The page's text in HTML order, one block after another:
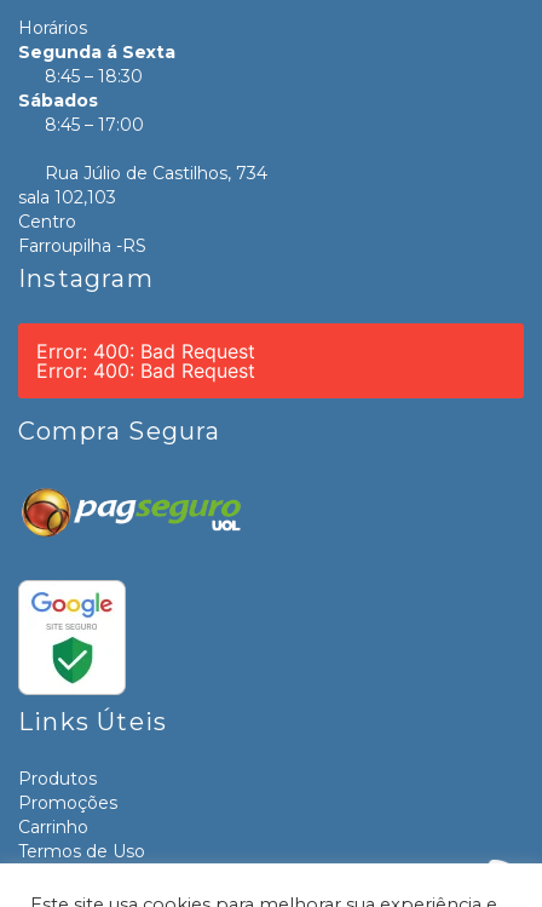
Horários
Segunda á Sexta
8:45 – 18:30
Sábados
8:45 – 17:00
Rua Júlio de Castilhos, 734
sala 102,103
Centro
Farroupilha -RS
Instagram
Error: 400: Bad Request
Error: 400: Bad Request
Compra Segura
Links Úteis
Produtos
Promoções
Carrinho
Termos de Uso
Contato